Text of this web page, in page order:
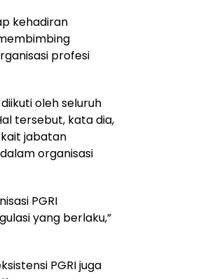
kehadiran
profesi
oleh seluruh
tersebut, kata dia,
jabatan
organisasi
PGRI
yang berlaku,”
PGRI juga